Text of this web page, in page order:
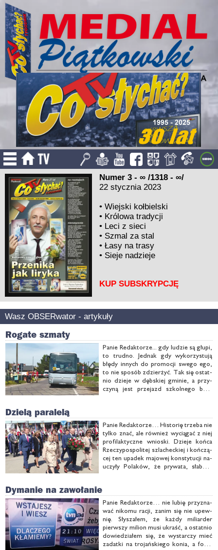
Numer 3 - ∞ /1318 - ∞/
22 stycznia 2023
•Wiejski kołbielski
• Królowa tradycji
• Leci z sieci
• Szmal za stal
•Łasy na trasy
• Sieje nadzieje
KUP SUBSKRYPCJĘ
Wasz OBSERwator - artykuły
Rogate szmaty
Pa­nie Re­dak­to­rze... gdy lu­dzie są głu­pi,
to trud­no. Jed­nak gdy wy­ko­rzy­stu­ją
błę­dy in­nych do pro­mo­cji swe­go ego,
to nie spo­sób zdzier­żyć. Tak się ostat­
nio dzie­je w dęb­skiej gmi­nie, a przy­
czy­ną jest prze­jazd szkol­ne­go bu­sa
Dzielą paralelą
Pa­nie Re­dak­to­rze… Hi­sto­rię trze­ba nie
tyl­ko znać, ale rów­nież wy­cią­gać z niej
pro­fi­lak­tycz­ne wnio­ski. Dzie­je koń­ca
Rze­czy­po­spo­li­tej szla­chec­kiej i koń­czą­
cej ten upa­dek ma­jo­wej kon­sty­tu­cji na­
uczy­ły Po­la­ków, że pry­wa­ta, sła­bość
Dymanie na zawołanie
Pa­nie Re­dak­to­rze… nie lu­bię przy­zna­
wać ni­ko­mu ra­cji, za­nim się nie upew­
nię. Sły­sza­łem, że każ­dy mi­liar­der
pierw­szy mi­lion mu­si ukraść, a ostat­nio
do­wie­dzia­łem się, że wy­star­czy mieć
za­dat­ki na tro­jań­skie­go ko­nia, a for­sa